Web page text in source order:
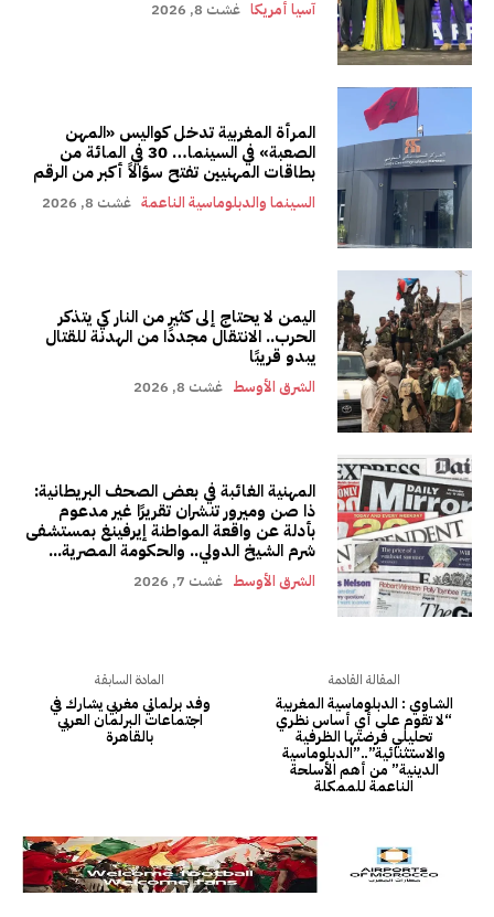
آسيا أمريكا غشت 8, 2026
المرأة المغربية تدخل كواليس «المهن
الصعبة» في السينما… 30 في المائة من
بطاقات المهنيين تفتح سؤالاً أكبر من الرقم
السينما والدبلوماسية الناعمة غشت 8, 2026
اليمن لا يحتاج إلى كثير من النار كي يتذكر
الحرب.. الانتقال مجددًا من الهدنة للقتال
يبدو قريبًا
الشرق الأوسط غشت 8, 2026
المهنية الغائبة في بعض الصحف البريطانية:
ذا صن وميرور تنشران تقريرًا غير مدعوم
بأدلة عن واقعة المواطنة إيرفينغ بمستشفى
شرم الشيخ الدولي.. والحكومة المصرية...
الشرق الأوسط غشت 7, 2026
المادة السابقة
وفد برلماني مغربي يشارك في
اجتماعات البرلمان العربي
بالقاهرة
المقالة القادمة
الشاوي : الدبلوماسية المغربية
“لا تقوم على أي أساس نظري
تحليلي فرضتها الظرفية
والاستثنائية”..”الدبلوماسية
الدينية” من أهم الأسلحة
الناعمة للممكلة